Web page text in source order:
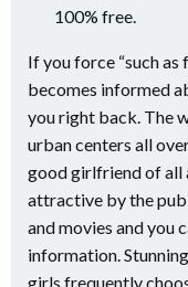
100% free.
If you force “such as
becomes informed
you right back. The
urban centers all
good girlfriend of all
attractive by the
and movies and you
information.
girls frequently